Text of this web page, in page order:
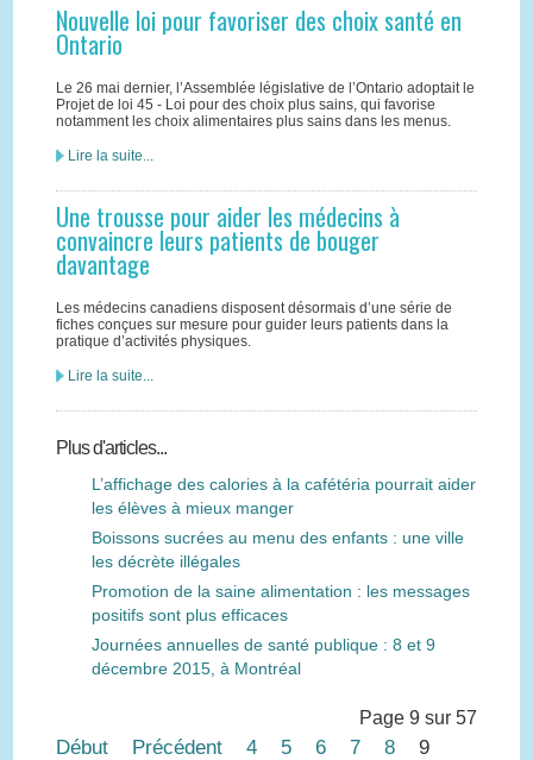
Nouvelle loi pour favoriser des choix santé en
Ontario
Le 26 mai dernier, l’Assemblée législative de l’Ontario adoptait le
Projet de loi 45 ‑ Loi pour des choix plus sains, qui favorise
notamment les choix alimentaires plus sains dans les menus.
Lire la suite...
Une trousse pour aider les médecins à
convaincre leurs patients de bouger
davantage
Les médecins canadiens disposent désormais d’une série de
fiches conçues sur mesure pour guider leurs patients dans la
pratique d’activités physiques.
Lire la suite...
Plus d'articles...
L’affichage des calories à la cafétéria pourrait aider
les élèves à mieux manger
Boissons sucrées au menu des enfants : une ville
les décrète illégales
Promotion de la saine alimentation : les messages
positifs sont plus efficaces
Journées annuelles de santé publique : 8 et 9
décembre 2015, à Montréal
Page 9 sur 57
Début Précédent 4 5 6 7 8
9